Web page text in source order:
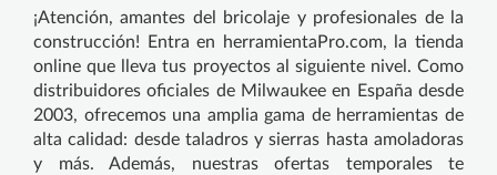
¡Atención, amantes del bricolaje y profesionales de la
construcción! Entra en herramientaPro.com, la tienda
online que lleva tus proyectos al siguiente nivel. Como
distribuidores oficiales de Milwaukee en España desde
2003, ofrecemos una amplia gama de herramientas de
alta calidad: desde taladros y sierras hasta amoladoras
y más. Además, nuestras ofertas temporales te